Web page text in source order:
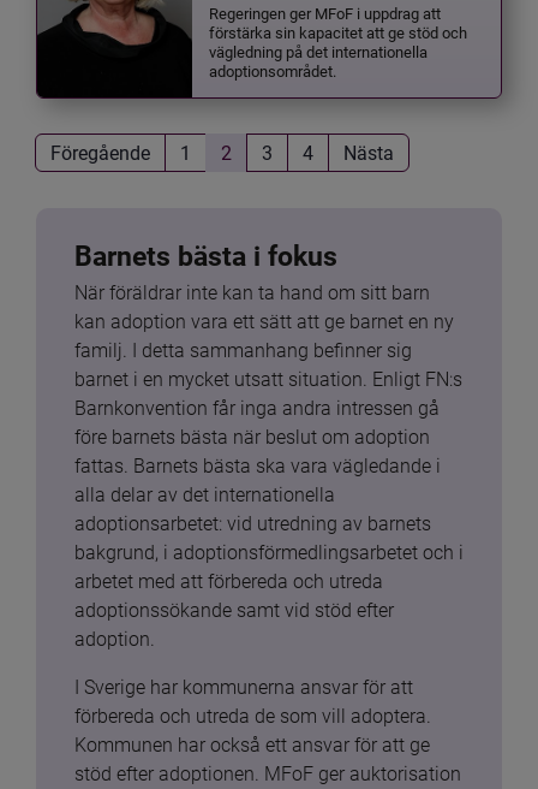
Regeringen ger MFoF i uppdrag att
förstärka sin kapacitet att ge stöd och
vägledning på det internationella
adoptionsområdet.
Föregående 1 2 3 4 Nästa
Barnets bästa i fokus
När föräldrar inte kan ta hand om sitt barn
kan adoption vara ett sätt att ge barnet en ny
familj. I detta sammanhang befinner sig
barnet i en mycket utsatt situation. Enligt FN:s
Barnkonvention får inga andra intressen gå
före barnets bästa när beslut om adoption
fattas. Barnets bästa ska vara vägledande i
alla delar av det internationella
adoptionsarbetet: vid utredning av barnets
bakgrund, i adoptionsförmedlingsarbetet och i
arbetet med att förbereda och utreda
adoptionssökande samt vid stöd efter
adoption.
I Sverige har kommunerna ansvar för att
förbereda och utreda de som vill adoptera.
Kommunen har också ett ansvar för att ge
stöd efter adoptionen. MFoF ger auktorisation